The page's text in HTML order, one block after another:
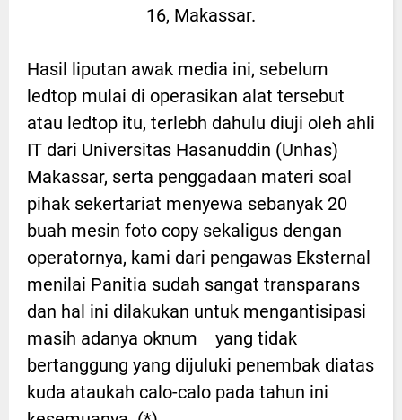
16, Makassar.
Hasil liputan awak media ini, sebelum
ledtop mulai di operasikan alat tersebut
atau ledtop itu, terlebh dahulu diuji oleh ahli
IT dari Universitas Hasanuddin (Unhas)
Makassar, serta penggadaan materi soal
pihak sekertariat menyewa sebanyak 20
buah mesin foto copy sekaligus dengan
operatornya, kami dari pengawas Eksternal
menilai Panitia sudah sangat transparans
dan hal ini dilakukan untuk mengantisipasi
masih adanya oknum yang tidak
bertanggung yang dijuluki penembak diatas
kuda ataukah calo-calo pada tahun ini